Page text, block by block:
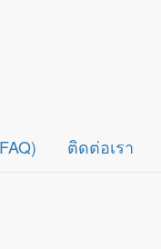
ติดต่อเรา